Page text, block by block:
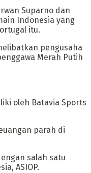
Suparno dan
Indonesia yang
itu.
pengusaha
Merah Putih
oleh Batavia Sports
parah di
salah satu
ASIOP.